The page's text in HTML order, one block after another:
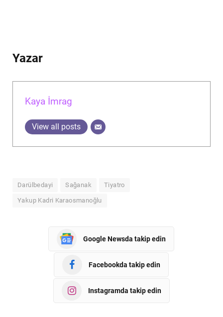
Yazar
Kaya İmrag
View all posts
Darülbedayi Sağanak Tiyatro
Yakup Kadri Karaosmanoğlu
Google Newsda takip edin
Facebookda takip edin
Instagramda takip edin